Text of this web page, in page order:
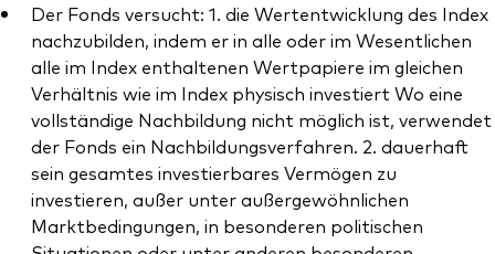
Der Fonds versucht: 1. die Wertentwicklung des Index
nachzubilden, indem er in alle oder im Wesentlichen
alle im Index enthaltenen Wertpapiere im gleichen
Verhältnis wie im Index physisch investiert Wo eine
vollständige Nachbildung nicht möglich ist, verwendet
der Fonds ein Nachbildungsverfahren. 2. dauerhaft
sein gesamtes investierbares Vermögen zu
investieren, außer unter außergewöhnlichen
Marktbedingungen, in besonderen politischen